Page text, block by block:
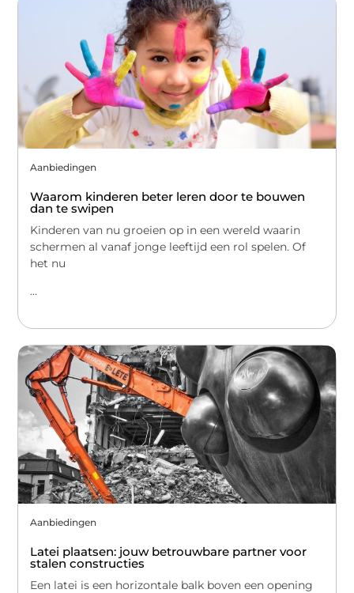
Aanbiedingen
Waarom kinderen beter leren door te bouwen
dan te swipen
Kinderen van nu groeien op in een wereld waarin
schermen al vanaf jonge leeftijd een rol spelen. Of
het nu
...
Aanbiedingen
Latei plaatsen: jouw betrouwbare partner voor
stalen constructies
Een latei is een horizontale balk boven een opening